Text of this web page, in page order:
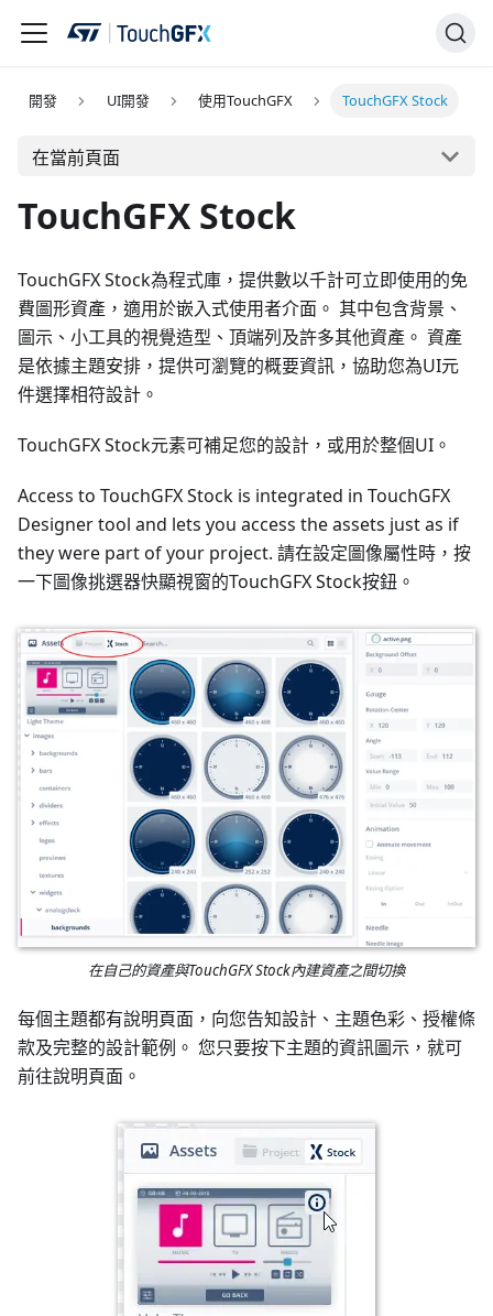
開發 UI開發 使用TouchGFX TouchGFX Stock
在當前頁面
TouchGFX Stock
TouchGFX Stock為程式庫，提供數以千計可立即使用的免
費圖形資產，適用於嵌入式使用者介面。 其中包含背景、
圖示、小工具的視覺造型、頂端列及許多其他資產。 資產
是依據主題安排，提供可瀏覽的概要資訊，協助您為UI元
件選擇相符設計。
TouchGFX Stock元素可補足您的設計，或用於整個UI。
Access to TouchGFX Stock is integrated in TouchGFX
Designer tool and lets you access the assets just as if
they were part of your project. 請在設定圖像屬性時，按
一下圖像挑選器快顯視窗的TouchGFX Stock按鈕。
在自己的資產與TouchGFX Stock內建資產之間切換
每個主題都有說明頁面，向您告知設計、主題色彩、授權條
款及完整的設計範例。 您只要按下主題的資訊圖示，就可
前往說明頁面。